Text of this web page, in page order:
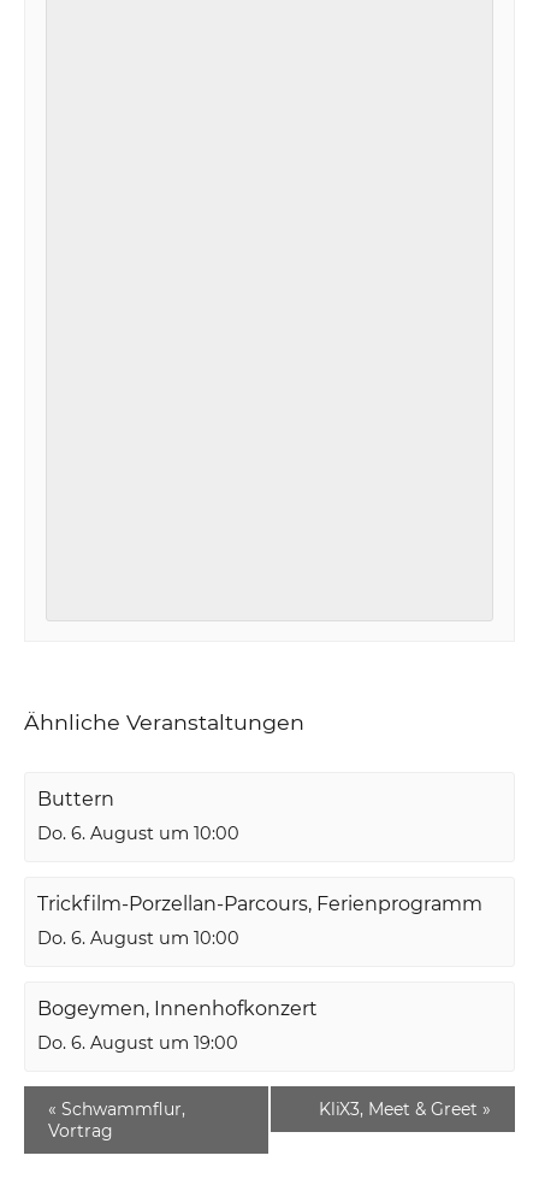
Ähnliche Veranstaltungen
Buttern
Do. 6. August um 10:00
Trickfilm-Porzellan-Parcours, Ferienprogramm
Do. 6. August um 10:00
Bogeymen, Innenhofkonzert
Do. 6. August um 19:00
« Schwammflur,
Vortrag
KliX3, Meet & Greet »